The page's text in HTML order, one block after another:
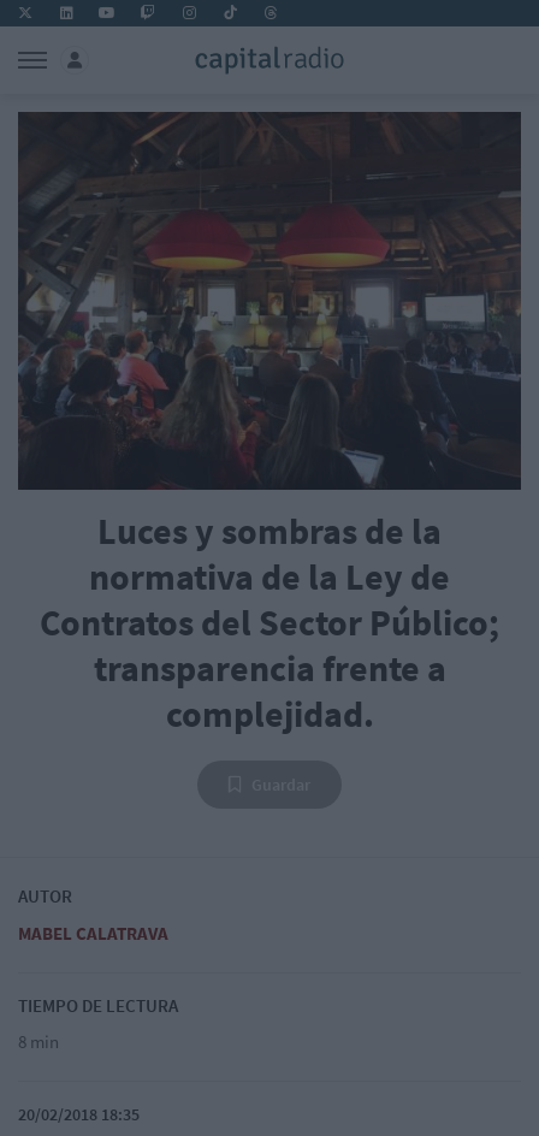
Luces y sombras de la
normativa de la Ley de
Contratos del Sector Público;
transparencia frente a
complejidad.
AUTOR
MABEL CALATRAVA
TIEMPO DE LECTURA
8 min
20/02/2018 18:35